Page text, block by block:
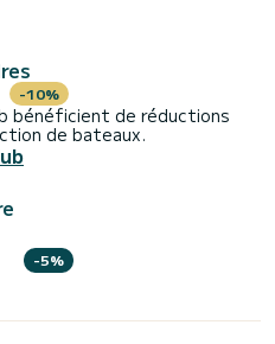
-10%
bénéficient de réductions
de bateaux.
-5%